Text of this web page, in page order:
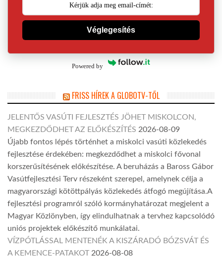
Véglegesítés
Powered by
FRISS HÍREK A GLOBOTV-TŐL
JELENTŐS VASÚTI FEJLESZTÉS JÖHET MISKOLCON,
MEGKEZDŐDHET AZ ELŐKÉSZÍTÉS 2026-08-09
Újabb fontos lépés történhet a miskolci vasúti közlekedés
fejlesztése érdekében: megkezdődhet a miskolci fővonal
korszerűsítésének előkészítése. A beruházás a Baross Gábor
Vasútfejlesztési Terv részeként szerepel, amelynek célja a
magyarországi kötöttpályás közlekedés átfogó megújítása.A
fejlesztési programról szóló kormányhatározat megjelent a
Magyar Közlönyben, így elindulhatnak a tervhez kapcsolódó
uniós projektek előkészítő munkálatai.
VÍZPÓTLÁSSAL MENTENÉK A KISZÁRADÓ BÓZSVÁT ÉS
A KEMENCE-PATAKOT 2026-08-08